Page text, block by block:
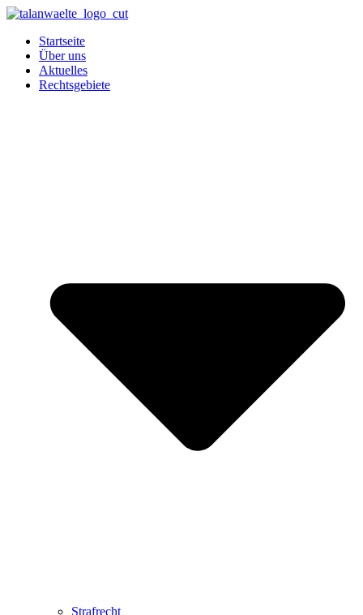
Zum
springenStartseite
Über uns
Aktuelles
Rechtsgebiete
Strafrecht